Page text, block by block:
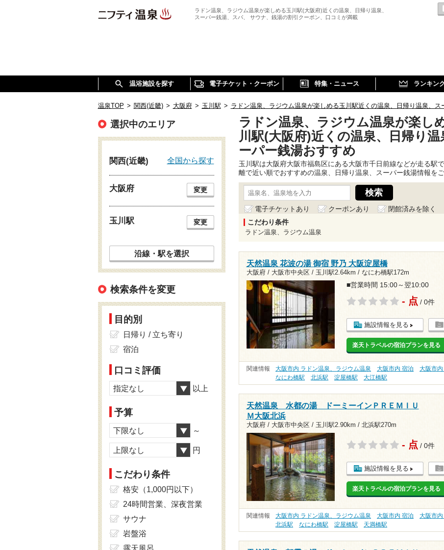
ラドン温泉、ラジウム温泉が楽しめる玉川駅(大阪府)近くの温泉、日帰り温泉、
スーパー銭湯、スパ、 サウナ、銭湯の割引クーポン、口コミが満載
温浴施設を探す 電子チケット・クーポン 特集・ニュース ランキン
温泉TOP > 関西(近畿) > 大阪府 > 玉川駅 > ラドン温泉、ラジウム温泉が楽しめる玉川駅近くの温泉、日帰り温泉、ス
ラドン温泉、ラジウム温泉が楽し
川駅(大阪府)近くの温泉、日帰り温
ーパー銭湯おすすめ
玉川駅は大阪府大阪市福島区にある大阪市千日前線などが走る駅
離で近い順でおすすめの温泉、日帰り温泉、スーパー銭湯情報をご
電子チケットあり クーポンあり
閉館済みを除く
こだわり条件
ラドン温泉、ラジウム温泉
天然温泉 花波の湯 御宿 野乃 大阪淀屋橋
大阪府 / 大阪市中央区 / 玉川駅2.64km / なにわ橋駅172m
■営業時間 15:00～翌10:00
- 点 / 0件
施設情報を見る
楽天トラベルの宿泊プランを見る
関連情報 大阪市内 ラドン温泉、ラジウム温泉 大阪市内 宿泊 大阪市内
なにわ橋駅
北浜駅 淀屋橋駅 大江橋駅
天然温泉 水都の湯 ドーミーインＰＲＥＭＩＵ
Ｍ大阪北浜
大阪府 / 大阪市中央区 / 玉川駅2.90km / 北浜駅270m
- 点 / 0件
施設情報を見る
楽天トラベルの宿泊プランを見る
関連情報 大阪市内 ラドン温泉、ラジウム温泉 大阪市内 宿泊 大阪市
北浜駅
なにわ橋駅 淀屋橋駅 天満橋駅
選択中のエリア
関西(近畿) 全国から探す
大阪府 変更
玉川駅 変更
沿線・駅を選択
検索条件を変更
目的別
日帰り / 立ち寄り
宿泊
口コミ評価
指定なし 以上
予算
下限なし ～
上限なし 円
こだわり条件
格安（1,000円以下）
24時間営業、深夜営業
サウナ
岩盤浴
露天風呂